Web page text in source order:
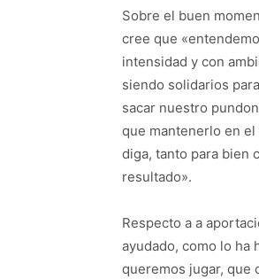
Sobre el buen
cree que
intensidad y con
siendo solidarios
sacar nuestro
que mantenerlo en
diga, tanto para bien
resultado».
Respecto a a
ayudado, como lo ha
queremos jugar, que